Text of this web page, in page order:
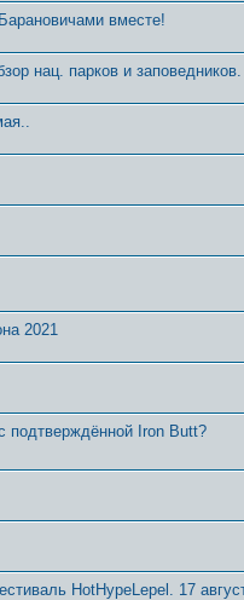
вместе!
нац. парков и заповедников.
2021
подтверждённой Iron Butt?
HotHypeLepel. 17